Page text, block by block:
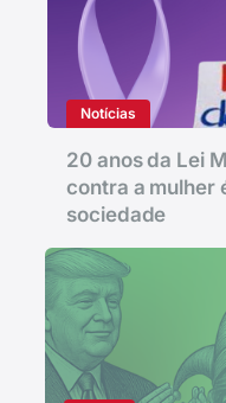
Notícias
20 anos da Lei
contra a mulher
sociedade